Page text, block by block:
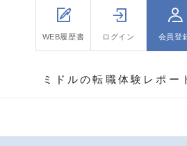
WEB履歴書 ログイン 会員登
ミドルの転職体験レポー